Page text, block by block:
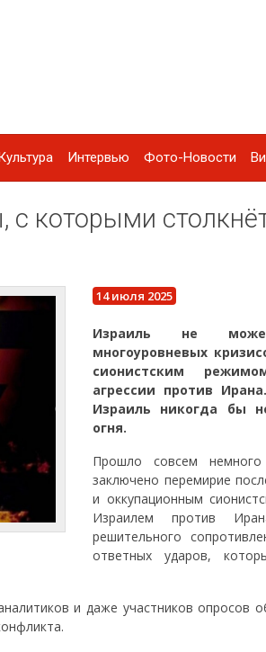
Культура Интервью Фото-Новости
которыми
14 июля 2025
Израиль не
многоуровневых
сионистским
агрессии против
Израиль никогда бы
огня.
Прошло совсем
заключено перемирие
и оккупационным
Израилем против
решительного
ответных ударов,
и даже участников опросов